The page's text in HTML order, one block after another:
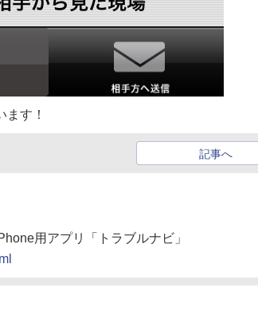
す！
記事へ
用アプリ「トラブルナビ」